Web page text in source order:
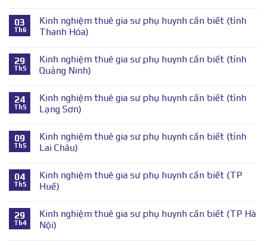
03
Th6
Kinh nghiệm thuê gia sư phụ huynh cần biết (tỉnh
Thanh Hóa)
29
Th5
Kinh nghiệm thuê gia sư phụ huynh cần biết (tỉnh
Quảng Ninh)
24
Th5
Kinh nghiệm thuê gia sư phụ huynh cần biết (tỉnh
Lạng Sơn)
09
Th5
Kinh nghiệm thuê gia sư phụ huynh cần biết (tỉnh
Lai Châu)
04
Th5
Kinh nghiệm thuê gia sư phụ huynh cần biết (TP
Huế)
29
Th4
Kinh nghiệm thuê gia sư phụ huynh cần biết (TP Hà
Nội)